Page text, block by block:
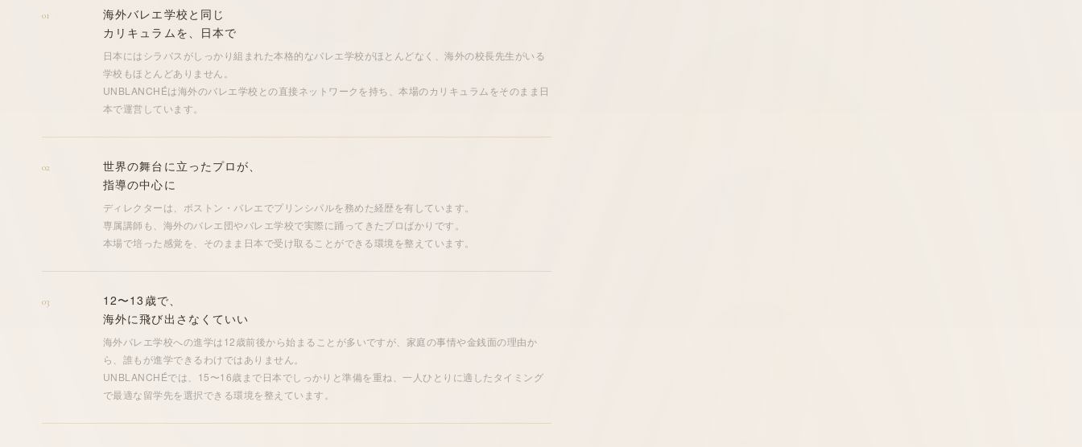
01 海外バレエ学校 と同じ
カリキュラムを、日本で
日本にはシラバスがしっかり組まれた本格的なバレエ学校がほとんどなく、海外の校長先生がいる
学校もほとんどありません。
UNBLANCHÉは海外のバレエ学校 との直接ネットワークを持ち、本場のカリキュラム をそのまま日
本で運営しています。
02 世界の舞台 に立ったプロが、
指導の中心に
ディレクターは、 ボストン・バレエ でプリンシパルを務めた経歴を有しています。
専属講師 も、 海外のバレエ団やバレエ学校で実際に踊ってきたプロばかりです。
本場で培った感覚を、そのまま日本で受け取ることができる環境を整えています。
03
12〜13歳で、
海外に飛び出さなくていい
海外バレエ学校への進学は12歳前後から始まることが多いですが、家庭の事情や金銭面の理由か
ら、誰もが進学できるわけではありません。
UNBLANCHÉでは、15〜16歳まで日本でしっかりと準備を重ね、一人ひとりに適した タイミング
で最適な留学先を選択できる環境を整えています。